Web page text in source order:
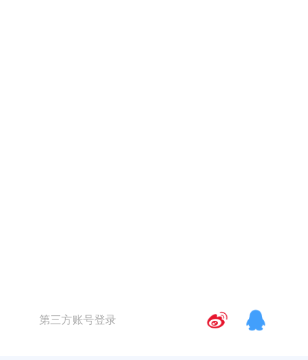
第三方账号登录